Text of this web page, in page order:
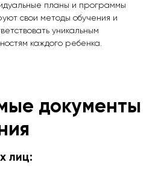
планы и программы
свои методы обучения и
уникальным
каждого ребенка.
документы
лиц: